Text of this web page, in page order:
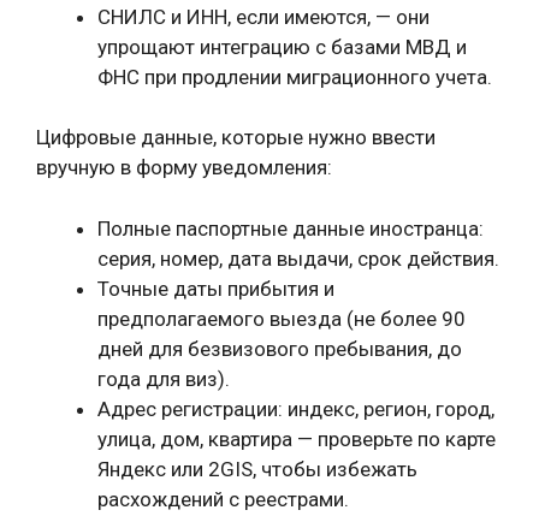
СНИЛС и ИНН, если имеются, — они
упрощают интеграцию с базами МВД и
ФНС при продлении миграционного учета.
Цифровые данные, которые нужно ввести
вручную в форму уведомления:
Полные паспортные данные иностранца:
серия, номер, дата выдачи, срок действия.
Точные даты прибытия и
предполагаемого выезда (не более 90
дней для безвизового пребывания, до
года для виз).
Адрес регистрации: индекс, регион, город,
улица, дом, квартира — проверьте по карте
Яндекс или 2GIS, чтобы избежать
расхождений с реестрами.